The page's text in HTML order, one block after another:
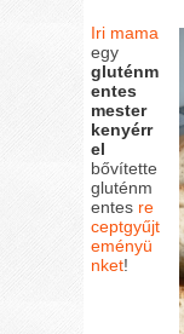
Iri mama
egy
gluténm
entes
mester
kenyérr
el
bővítette
gluténm
entes re
ceptgyűjt
eményü
nket!